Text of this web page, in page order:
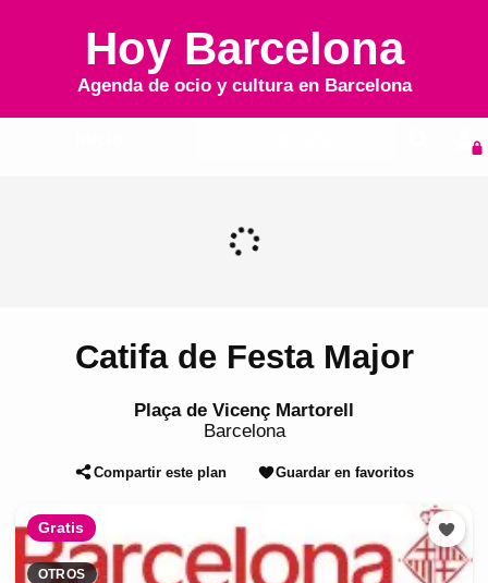
Hoy Barcelona
Agenda de ocio y cultura en Barcelona
Catifa de Festa Major
Plaça de Vicenç Martorell
Barcelona
Compartir este plan Guardar en favoritos
Gratis
OTROS